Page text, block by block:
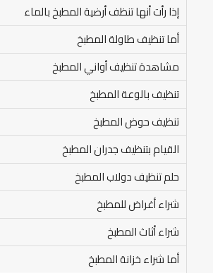
إذا رأت أنها تنظف أرضية المطبخ بالماء
أما تنظيف طاولة المطبخ
مشاهدة تنظيف أواني المطبخ
تنظيف بالوعة المطبخ
تنظيف حوض المطبخ
القيام بتنظيف جدران المطبخ
حلم تنظيف دولاب المطبخ
شراء أغراض للمطبخ
شراء أثاث المطبخ
أما شراء خزانة المطبخ